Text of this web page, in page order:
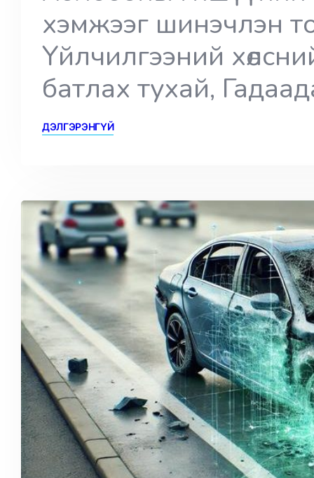
хэмжээг шинэчлэн
Үйлчилгээний
батлах тухай,
ДЭЛГЭРЭНГҮЙ